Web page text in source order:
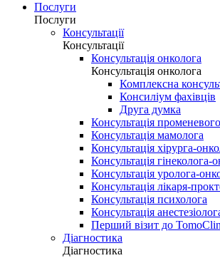
Послуги
Послуги
Консультації
Консультації
Консультація онколога
Консультація онколога
Комплексна
Консиліум фахівців
Друга думка
Консультація
Консультація мамолога
Консультація хірурга-
Консультація гінеколога-
Консультація уролога-
Консультація лікаря-
Консультація психолога
Консультація
Перший візит до
Діагностика
Діагностика